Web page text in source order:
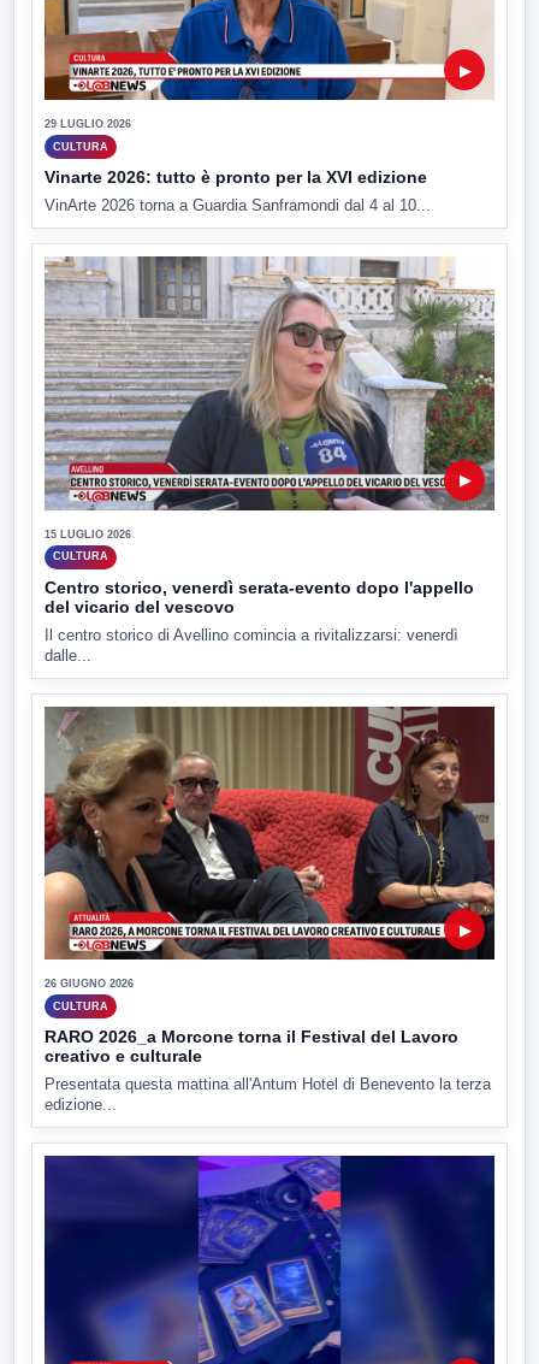
▶
29 LUGLIO 2026
CULTURA
Vinarte 2026: tutto è pronto per la XVI edizione
VinArte 2026 torna a Guardia Sanframondi dal 4 al 10...
▶
15 LUGLIO 2026
CULTURA
Centro storico, venerdì serata-evento dopo l'appello
del vicario del vescovo
Il centro storico di Avellino comincia a rivitalizzarsi: venerdì
dalle...
▶
26 GIUGNO 2026
CULTURA
RARO 2026_a Morcone torna il Festival del Lavoro
creativo e culturale
Presentata questa mattina all'Antum Hotel di Benevento la terza
edizione...